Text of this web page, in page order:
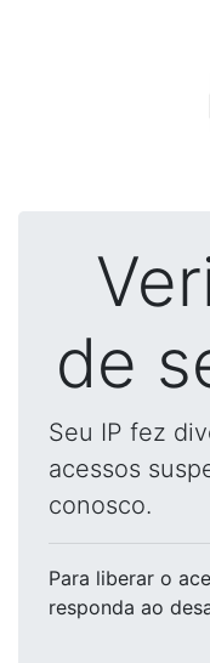
de
Seu IP fez
acessos
conosco.
Para liberar o
responda ao